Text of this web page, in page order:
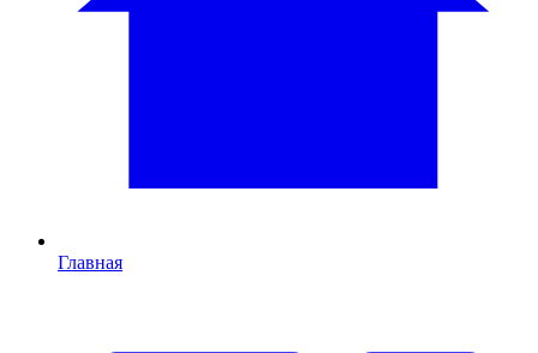
Главная